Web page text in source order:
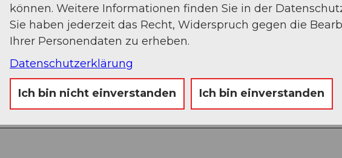
können. Weitere Informationen finden Sie in der
Sie haben jederzeit das Recht, Widerspruch gegen die
Ihrer Personendaten zu erheben.
Datenschutzerklärung
Ich bin nicht einverstanden Ich bin einverstanden